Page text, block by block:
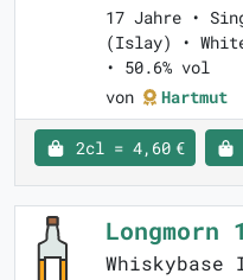
17 Jahre •
(Islay) •
• 50.6% vol
von
Hartmut
2cl = 4,60 €
Longmorn
Whiskybase